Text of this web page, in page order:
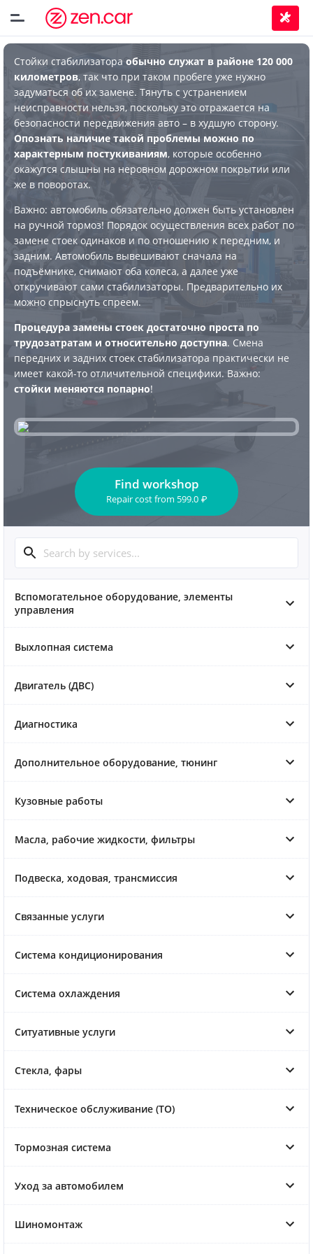
Стойки стабилизатора обычно служат в районе 120 000
километров, так что при таком пробеге уже нужно
задуматься об их замене. Тянуть с устранением
неисправности нельзя, поскольку это отражается на
безопасности передвижения авто – в худшую сторону.
Опознать наличие такой проблемы можно по
характерным постукиваниям, которые особенно
окажутся слышны на неровном дорожном покрытии или
же в поворотах.
Важно: автомобиль обязательно должен быть установлен
на ручной тормоз! Порядок осуществления всех работ по
замене стоек одинаков и по отношению к передним, и
задним. Автомобиль вывешивают сначала на
подъёмнике, снимают оба колеса, а далее уже
откручивают сами стабилизаторы. Предварительно их
можно спрыснуть спреем.
Процедура замены стоек достаточно проста по
трудозатратам и относительно доступна. Смена
передних и задних стоек стабилизатора практически не
имеет какой-то отличительной специфики. Важно:
стойки меняются попарно!
Find workshop
Repair costfrom 599.0 ₽
Вспомогательное оборудование, элементы
управления
Выхлопная система
Двигатель (ДВС)
Диагностика
Дополнительное оборудование, тюнинг
Кузовные работы
Масла, рабочие жидкости, фильтры
Подвеска, ходовая, трансмиссия
Связанные услуги
Система кондиционирования
Система охлаждения
Ситуативные услуги
Стекла, фары
Техническое обслуживание (ТО)
Тормозная система
Уход за автомобилем
Шиномонтаж